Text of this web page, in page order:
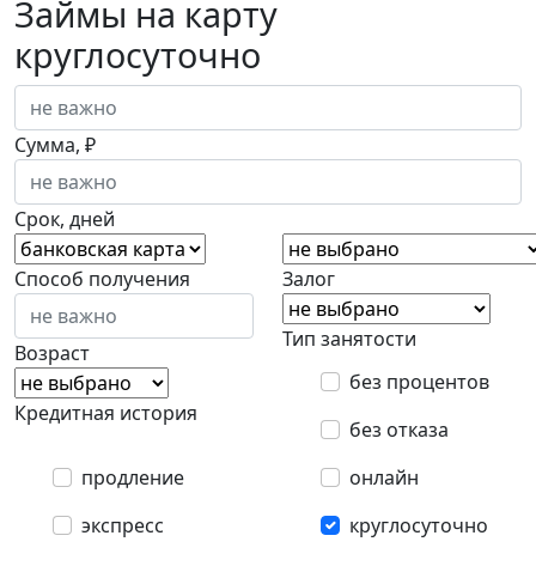
Займы на карту
круглосуточно
Сумма, ₽
Срок, дней
Способ получения Залог
Возраст
Тип занятости
Кредитная история
без процентов
без отказа
продление
экспресс
онлайн
круглосуточно